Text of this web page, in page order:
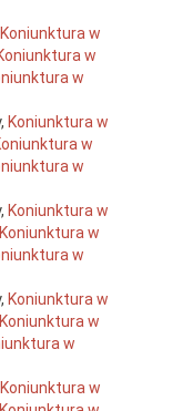
Koniunktura w
w
w
Koniunktura w
w
w
Koniunktura w
Koniunktura w
w
Koniunktura w
Koniunktura w
w
Koniunktura w